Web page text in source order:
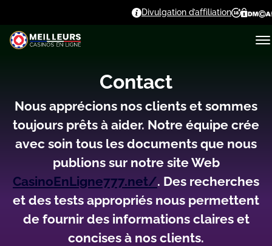
Divulgation d’affiliation
Contact
Nous apprécions nos clients et sommes
toujours prêts à aider. Notre équipe crée
avec soin tous les documents que nous
publions sur notre site Web
СаsіnоЕnLіgnе777.nеt/. Des recherches
et des tests appropriés nous permettent
de fournir des informations claires et
concises à nos clients.